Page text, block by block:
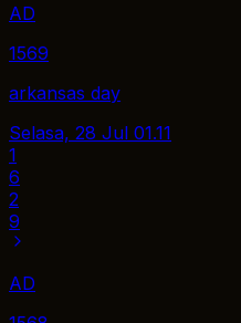
AD
1569
arkansas day
Selasa, 28 Jul 01.11
1
6
2
9
AD